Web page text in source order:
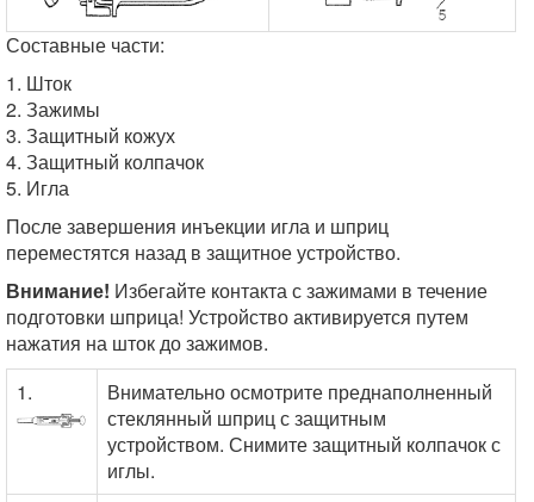
Составные части:
1. Шток
2. Зажимы
3. Защитный кожух
4. Защитный колпачок
5. Игла
После завершения инъекции игла и шприц
переместятся назад в защитное устройство.
Внимание! Избегайте контакта с зажимами в течение
подготовки шприца! Устройство активируется путем
нажатия на шток до зажимов.
1.
Внимательно осмотрите преднаполненный
стеклянный шприц с защитным
устройством. Снимите защитный колпачок с
иглы.